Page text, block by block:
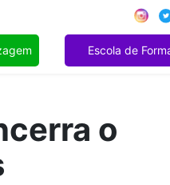
Escola de
o